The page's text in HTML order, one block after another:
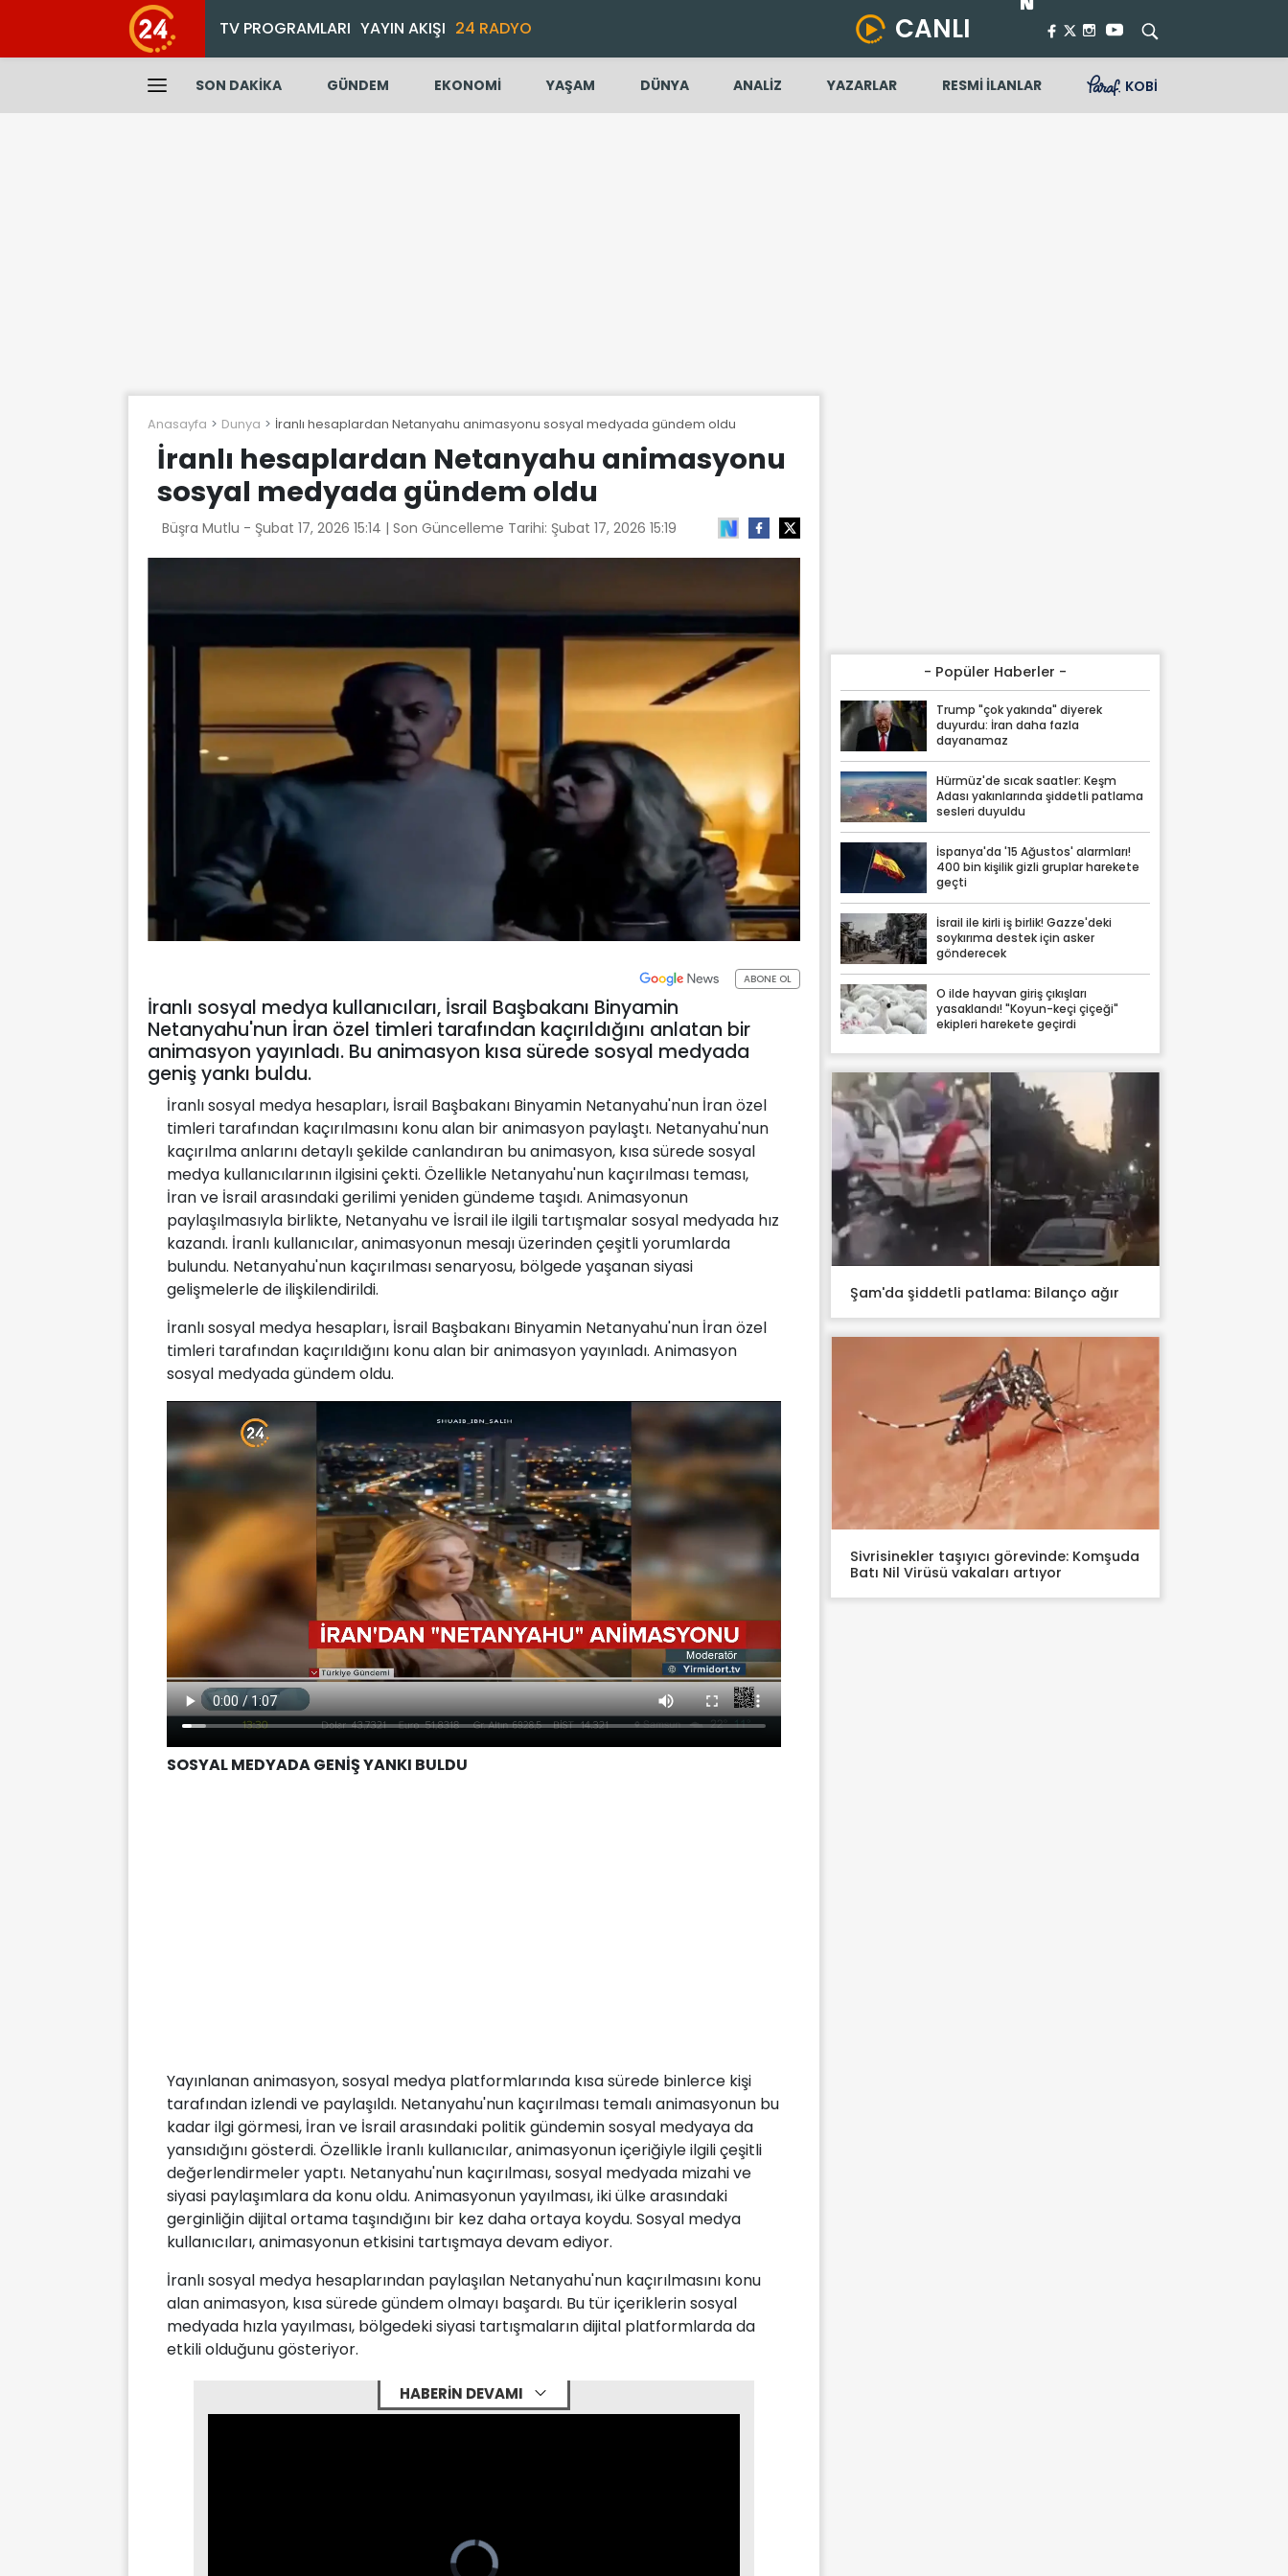
TV PROGRAMLARI YAYIN AKIŞI 24 RADYO CANLI
SON DAKİKA GÜNDEM EKONOMİ YAŞAM DÜNYA ANALİZ YAZARLAR RESMİ İLANLAR KOBİ
Anasayfa Dunya İranlı hesaplardan Netanyahu animasyonu sosyal medyada gündem oldu
İranlı hesaplardan Netanyahu animasyonu
sosyal medyada gündem oldu
Büşra Mutlu - Şubat 17, 2026 15:14 | Son Güncelleme Tarihi: Şubat 17, 2026 15:19
ABONE OL
İranlı sosyal medya kullanıcıları, İsrail Başbakanı Binyamin
Netanyahu'nun İran özel timleri tarafından kaçırıldığını anlatan bir
animasyon yayınladı. Bu animasyon kısa sürede sosyal medyada
geniş yankı buldu.
İranlı sosyal medya hesapları, İsrail Başbakanı Binyamin Netanyahu'nun İran özel
timleri tarafından kaçırılmasını konu alan bir animasyon paylaştı. Netanyahu'nun
kaçırılma anlarını detaylı şekilde canlandıran bu animasyon, kısa sürede sosyal
medya kullanıcılarının ilgisini çekti. Özellikle Netanyahu'nun kaçırılması teması,
İran ve İsrail arasındaki gerilimi yeniden gündeme taşıdı. Animasyonun
paylaşılmasıyla birlikte, Netanyahu ve İsrail ile ilgili tartışmalar sosyal medyada hız
kazandı. İranlı kullanıcılar, animasyonun mesajı üzerinden çeşitli yorumlarda
bulundu. Netanyahu'nun kaçırılması senaryosu, bölgede yaşanan siyasi
gelişmelerle de ilişkilendirildi.
İranlı sosyal medya hesapları, İsrail Başbakanı Binyamin Netanyahu'nun İran özel
timleri tarafından kaçırıldığını konu alan bir animasyon yayınladı. Animasyon
sosyal medyada gündem oldu.
SOSYAL MEDYADA GENİŞ YANKI BULDU
Yayınlanan animasyon, sosyal medya platformlarında kısa sürede binlerce kişi
tarafından izlendi ve paylaşıldı. Netanyahu'nun kaçırılması temalı animasyonun bu
kadar ilgi görmesi, İran ve İsrail arasındaki politik gündemin sosyal medyaya da
yansıdığını gösterdi. Özellikle İranlı kullanıcılar, animasyonun içeriğiyle ilgili çeşitli
değerlendirmeler yaptı. Netanyahu'nun kaçırılması, sosyal medyada mizahi ve
siyasi paylaşımlara da konu oldu. Animasyonun yayılması, iki ülke arasındaki
gerginliğin dijital ortama taşındığını bir kez daha ortaya koydu. Sosyal medya
kullanıcıları, animasyonun etkisini tartışmaya devam ediyor.
İranlı sosyal medya hesaplarından paylaşılan Netanyahu'nun kaçırılmasını konu
alan animasyon, kısa sürede gündem olmayı başardı. Bu tür içeriklerin sosyal
medyada hızla yayılması, bölgedeki siyasi tartışmaların dijital platformlarda da
etkili olduğunu gösteriyor.
HABERİN DEVAMI
- Popüler Haberler -
Trump "çok yakında" diyerek
duyurdu: İran daha fazla
dayanamaz
Hürmüz'de sıcak saatler: Keşm
Adası yakınlarında şiddetli patlama
sesleri duyuldu
İspanya'da '15 Ağustos' alarmları!
400 bin kişilik gizli gruplar harekete
geçti
İsrail ile kirli iş birlik! Gazze'deki
soykırıma destek için asker
gönderecek
O ilde hayvan giriş çıkışları
yasaklandı! "Koyun-keçi çiçeği"
ekipleri harekete geçirdi
Şam'da şiddetli patlama: Bilanço ağır
Sivrisinekler taşıyıcı görevinde: Komşuda
Batı Nil Virüsü vakaları artıyor